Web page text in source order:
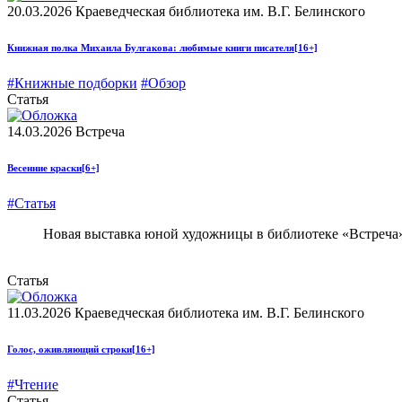
20.03.2026 Краеведческая библиотека им. В.Г. Белинского
Книжная полка Михаила Булгакова: любимые книги писателя[16+]
#Книжные подборки #Обзор
Статья
14.03.2026 Встреча
Весенние краски[6+]
#Статья
Новая выставка юной художницы в библиотеке
Статья
11.03.2026 Краеведческая библиотека им. В.Г. Белинского
Голос, оживляющий строки[16+]
#Чтение